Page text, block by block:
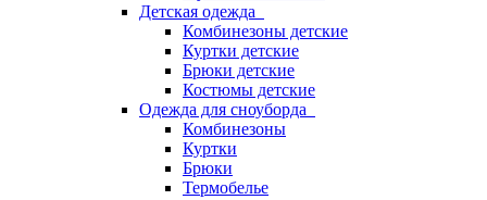
Детская одежда
Комбинезоны детские
Куртки детские
Брюки детские
Костюмы детские
Одежда для сноуборда
Комбинезоны
Куртки
Брюки
Термобелье